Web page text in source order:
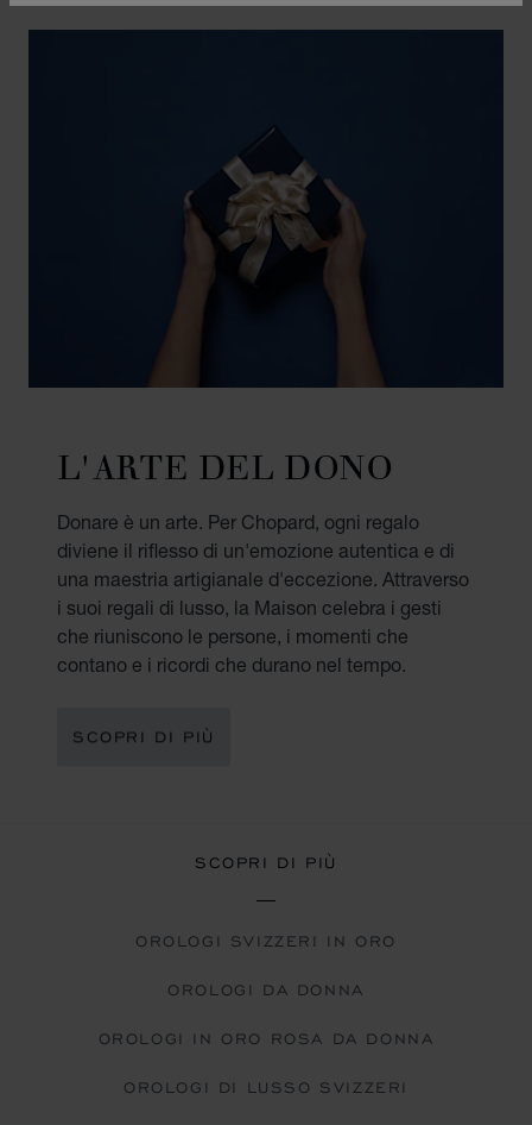
L'ARTE DEL DONO
Donare è un arte. Per Chopard, ogni regalo
diviene il riflesso di un'emozione autentica e di
una maestria artigianale d'eccezione. Attraverso
i suoi regali di lusso, la Maison celebra i gesti
che riuniscono le persone, i momenti che
contano e i ricordi che durano nel tempo.
SCOPRI DI PIÙ
SCOPRI DI PIÙ
OROLOGI SVIZZERI IN ORO
OROLOGI DA DONNA
OROLOGI IN ORO ROSA DA DONNA
OROLOGI DI LUSSO SVIZZERI